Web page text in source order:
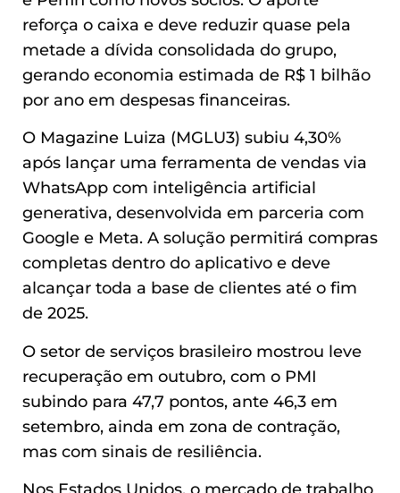
reforça o caixa e deve reduzir quase pela
metade a dívida consolidada do grupo,
gerando economia estimada de R$ 1 bilhão
por ano em despesas financeiras.
O Magazine Luiza (MGLU3) subiu 4,30%
após lançar uma ferramenta de vendas via
WhatsApp com inteligência artificial
generativa, desenvolvida em parceria com
Google e Meta. A solução permitirá compras
completas dentro do aplicativo e deve
alcançar toda a base de clientes até o fim
de 2025.
O setor de serviços brasileiro mostrou leve
recuperação em outubro, com o PMI
subindo para 47,7 pontos, ante 46,3 em
setembro, ainda em zona de contração,
mas com sinais de resiliência.
Nos Estados Unidos, o mercado de trabalho